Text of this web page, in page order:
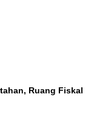
Ruang Fiskal